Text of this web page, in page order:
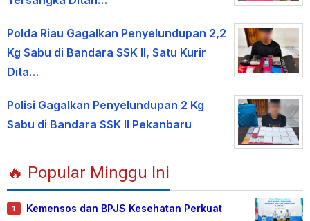
Polda Riau Gagalkan Penyelundupan 2,2
Kg Sabu di Bandara SSK II, Satu Kurir
Dita…
Polisi Gagalkan Penyelundupan 2 Kg
Sabu di Bandara SSK II Pekanbaru
🔥 Popular Minggu Ini
1
Kemensos dan BPJS Kesehatan Perkuat